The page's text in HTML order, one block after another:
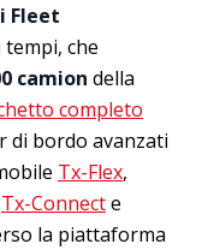
Fleet
che
camion della
completo
di bordo avanzati
Tx-Flex,
Tx-Connecte
la piattaforma